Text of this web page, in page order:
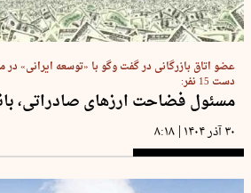
دست 15 نفر:
مسئول فضاحت ارزهای صادراتی،
۳۰ آذر ۱۴۰۴ | ۸:۱۸